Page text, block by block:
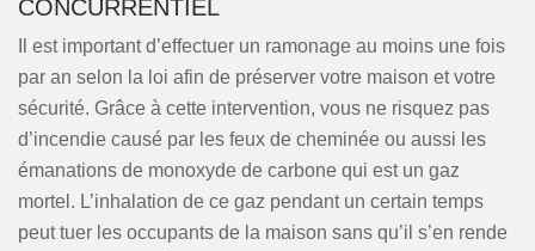
CONCURRENTIEL
Il est important d’effectuer un ramonage au moins une fois
par an selon la loi afin de préserver votre maison et votre
sécurité. Grâce à cette intervention, vous ne risquez pas
d’incendie causé par les feux de cheminée ou aussi les
émanations de monoxyde de carbone qui est un gaz
mortel. L’inhalation de ce gaz pendant un certain temps
peut tuer les occupants de la maison sans qu’il s’en rende